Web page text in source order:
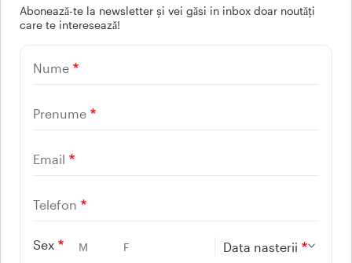
Aboneazǎ-te la newsletter și vei gǎsi in inbox doar noutǎți
care te intereseazǎ!
Nume
Prenume
Email
Telefon
Sex M F Data nasterii
CONTACT
REGINA MARIA